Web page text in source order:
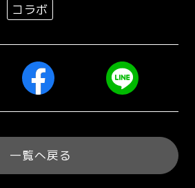
コラボ
一覧へ戻る